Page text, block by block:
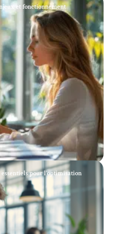
et fonctionnement
pour l’optimisation